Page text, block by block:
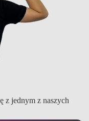
z jednym z naszych